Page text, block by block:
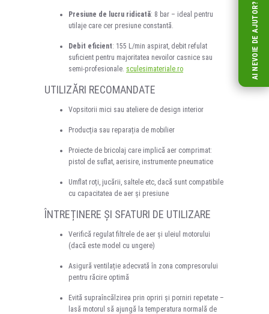
Presiune de lucru ridicată: 8 bar – ideal pentru
utilaje care cer presiune constantă.
Debit eficient: 155 L/min aspirat, debit refulat
suficient pentru majoritatea nevoilor casnice sau
semi-profesionale. sculesimateriale.ro
UTILIZĂRI RECOMANDATE
Vopsitorii mici sau ateliere de design interior
Producția sau reparația de mobilier
Proiecte de bricolaj care implică aer comprimat:
pistol de suflat, aerisire, instrumente pneumatice
Umflat roți, jucării, saltele etc, dacă sunt compatibile
cu capacitatea de aer și presiune
ÎNTREȚINERE ȘI SFATURI DE UTILIZARE
Verifică regulat filtrele de aer și uleiul motorului
(dacă este model cu ungere)
Asigură ventilație adecvată în zona compresorului
pentru răcire optimă
Evită supraîncălzirea prin opriri și porniri repetate –
lasă motorul să ajungă la temperatura normală de
AI NEVOIE DE AJUTOR?